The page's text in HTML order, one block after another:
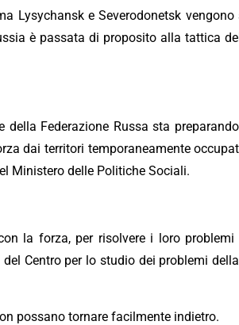
Lysychansk e Severodonetsk
è passata di proposito alla tattica
della Federazione Russa sta
dai territori temporaneamente
Ministero delle Politiche Sociali.
la forza, per risolvere i loro problemi
Centro per lo studio dei problemi
possano tornare facilmente indietro.